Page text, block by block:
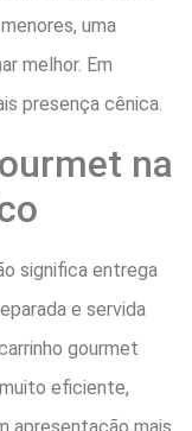
uma
melhor. Em
presença cênica.
na
significa entrega
e servida
gourmet
eficiente,